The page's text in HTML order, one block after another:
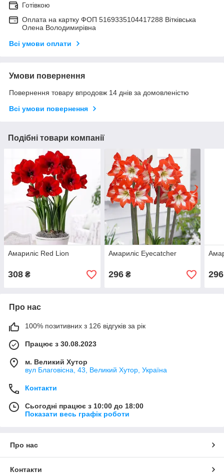
Готівкою
Оплата на картку ФОП 5169335104417288 Вітківська
Олена Володимирівна
Всі умови оплати
Умови повернення
Повернення товару впродовж 14 днів за домовленістю
Всі умови повернення
Подібні товари компанії
Амариліс Red Lion
308 ₴
Амариліс Eyecatcher
296₴ 296
Про нас
100% позитивних з 126 відгуків за рік
Працює з 30.08.2023
м. Великий Хутор
вул Благовісна, 43, Великий Хутор, Україна
Контакти
Сьогодні працює з 10:00 до 18:00
Показати весь графік роботи
Про нас
Контакти